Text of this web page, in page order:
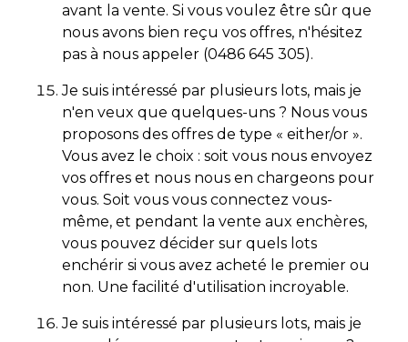
avant la vente. Si vous voulez être sûr que
nous avons bien reçu vos offres, n'hésitez
pas à nous appeler (0486 645 305).
Je suis intéressé par plusieurs lots, mais je
n'en veux que quelques-uns ? Nous vous
proposons des offres de type « either/or ».
Vous avez le choix : soit vous nous envoyez
vos offres et nous nous en chargeons pour
vous. Soit vous vous connectez vous-
même, et pendant la vente aux enchères,
vous pouvez décider sur quels lots
enchérir si vous avez acheté le premier ou
non. Une facilité d'utilisation incroyable.
Je suis intéressé par plusieurs lots, mais je